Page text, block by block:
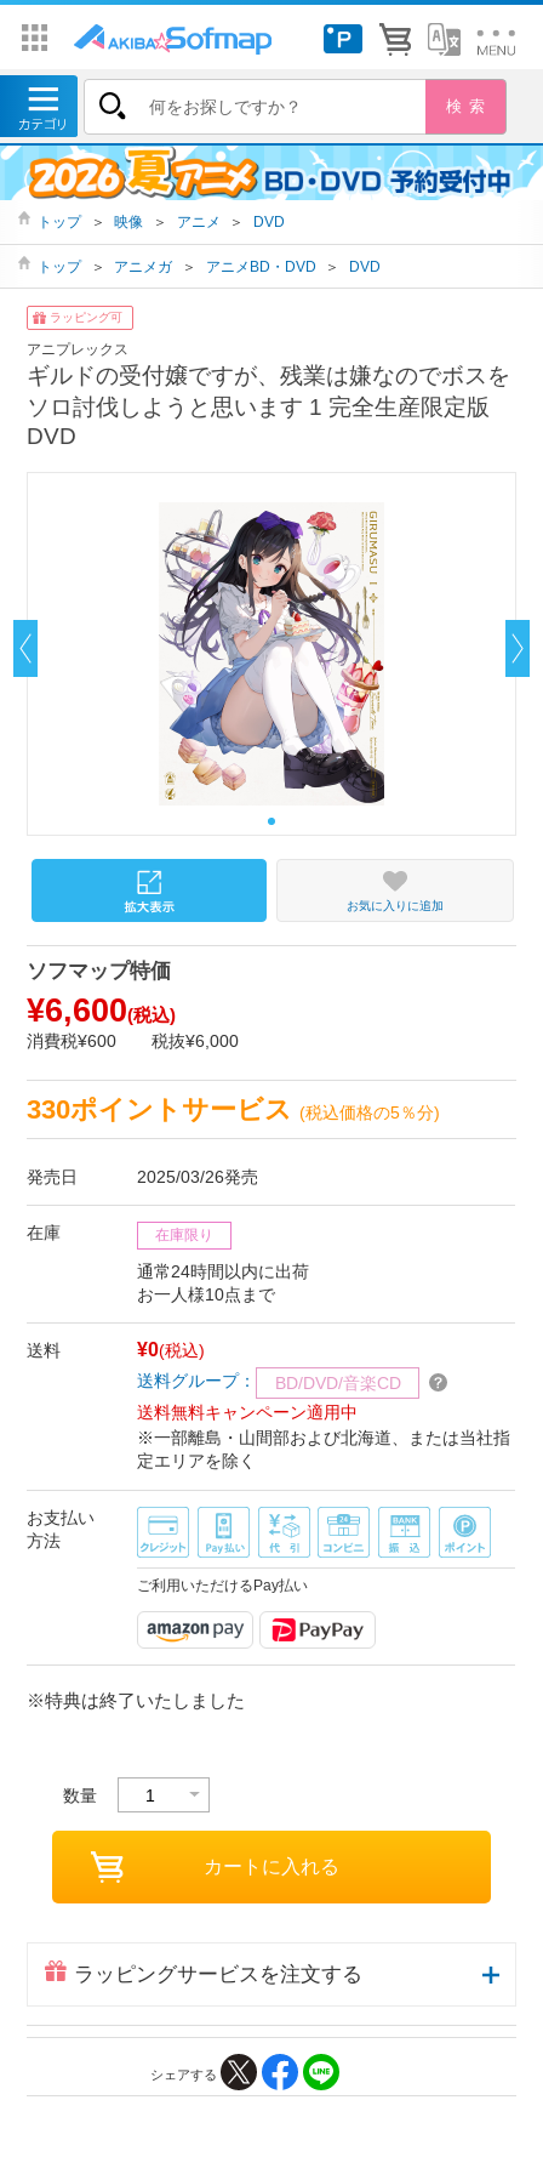
トップ ＞ 映像 ＞ アニメ ＞ DVD
トップ ＞ アニメガ ＞ アニメBD・DVD ＞ DVD
ラッピング可
アニプレックス
ギルドの受付嬢ですが、残業は嫌なのでボスを
ソロ討伐しようと思います 1 完全生産限定版
DVD
お気に入りに追加
ソフマップ特価
¥6,600(税込)
消費税¥600 税抜¥6,000
330ポイントサービス(税込価格の5％分)
発売日 2025/03/26発売
在庫 在庫限り
通常24時間以内に出荷
お一人様10点まで
送料 ¥0(税込)
送料グループ：
BD/DVD/音楽CD
送料無料キャンペーン適用中
※一部離島・山間部および北海道、または当社指
定エリアを除く
お支払い
方法
ご利用いただけるPay払い
※特典は終了いたしました
数量
ラッピングサービスを注文する
シェアする